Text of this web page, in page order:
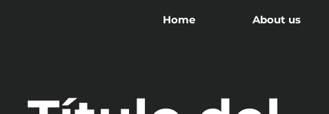
Home About us